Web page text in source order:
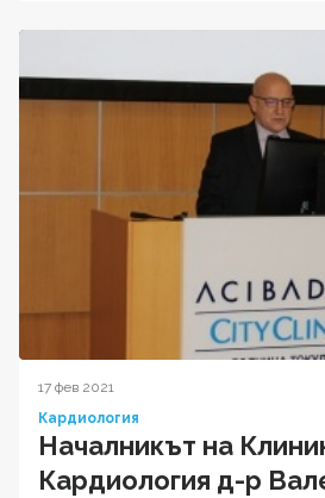
17 фев 2021
Кардиология
Началникът на
Кардиология д-р